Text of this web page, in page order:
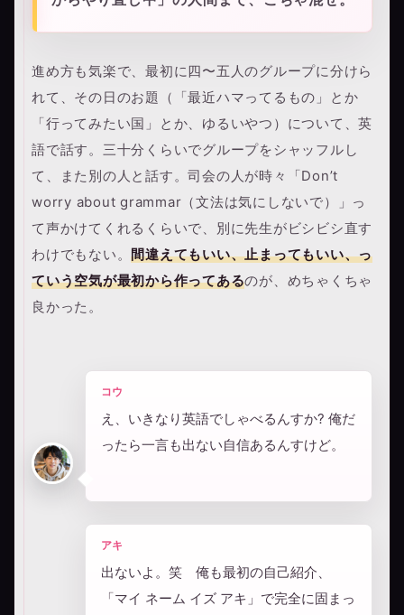
進め方も気楽で、最初に四〜五人のグループに分けら
れて、その日のお題（「最近ハマってるもの」とか
「行ってみたい国」とか、ゆるいやつ）について、英
語で話す。三十分くらいでグループをシャッフルし
て、また別の人と話す。司会の人が時々「Don’t
worry about grammar（文法は気にしないで）」っ
て声かけてくれるくらいで、別に先生がビシビシ直す
わけでもない。間違えてもいい、止まってもいい、っ
ていう空気が最初から作ってあるのが、めちゃくちゃ
良かった。
コウ
え、いきなり英語でしゃべるんすか? 俺だ
ったら一言も出ない自信あるんすけど。
アキ
出ないよ。笑 俺も最初の自己紹介、
「マイ ネーム イズ アキ」で完全に固まっ